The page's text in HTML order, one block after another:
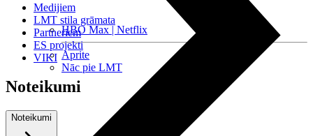
HBO Max | Netflix
Aprite
Nāc pie LMT
Medijiem
LMT stila grāmata
Partneriem
ES projekti
VIKI
Noteikumi
Noteikumi